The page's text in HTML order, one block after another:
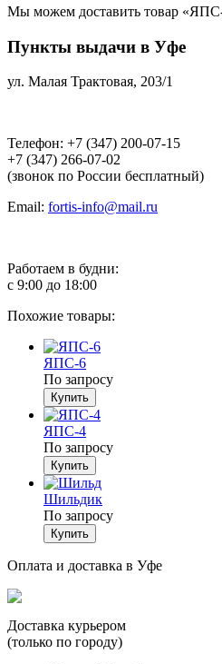
Мы можем доставить товар «ЯПС-
Пункты выдачи в Уфе
ул. Малая Трактовая, 203/1
Телефон: +7 (347) 200-07-15
+7 (347) 266-07-02
(звонок по России бесплатный)
Email: fortis-info@mail.ru
Работаем в будни:
с 9:00 до 18:00
Похожие товары:
ЯПС-6
По запросу
ЯПС-4
По запросу
Шильдик
По запросу
Оплата и доставка в Уфе
Доставка курьером
(только по городу)